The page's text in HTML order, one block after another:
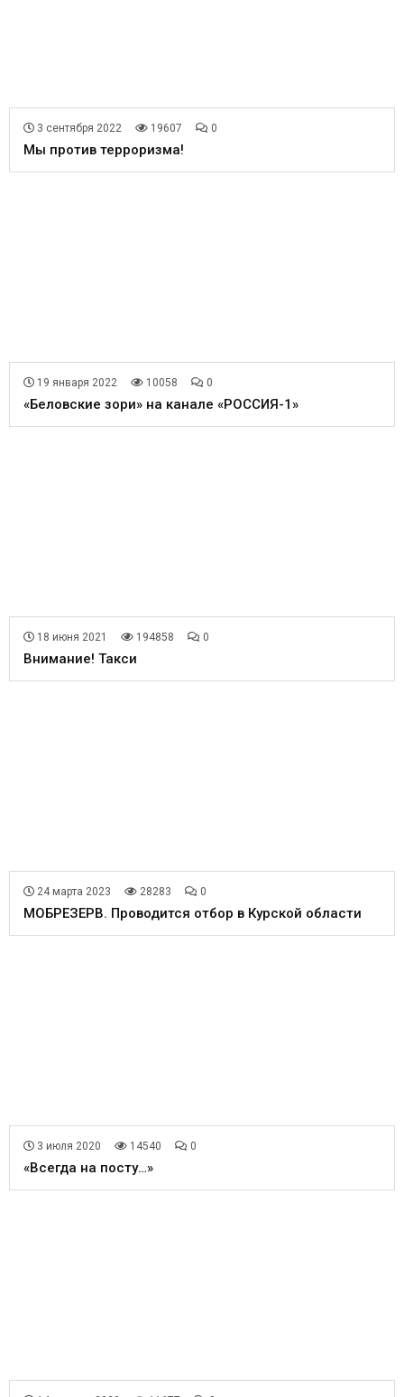
3 сентября 2022 19607 0
Мы против терроризма!
19 января 2022 10058 0
«Беловские зори» на канале «РОССИЯ-1»
18 июня 2021 194858 0
Внимание! Такси
24 марта 2023 28283 0
МОБРЕЗЕРВ. Проводится отбор в Курской области
3 июля 2020 14540 0
«Всегда на посту…»